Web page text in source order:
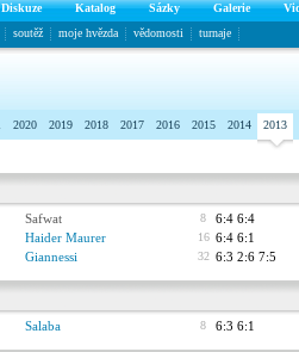
Diskuze Katalog Sázky Galerie
soutěž moje hvězda vědomosti turnaje
2020 2019 2018 2017 2016 2015 2014 2013
Safwat 8 6:4 6:4
Haider Maurer 16 6:4 6:1
Giannessi 32 6:3 2:6 7:5
Salaba 8 6:3 6:1